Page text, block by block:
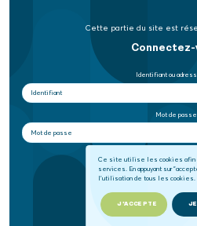
Ce site utilise les cookies afin
services. En appuyant sur
l'utilisation de tous les cookies.
J'ACCEPTE
Cette partie du site est
Connectez-
Identifiant ou
Mot de passe
Mot de passe